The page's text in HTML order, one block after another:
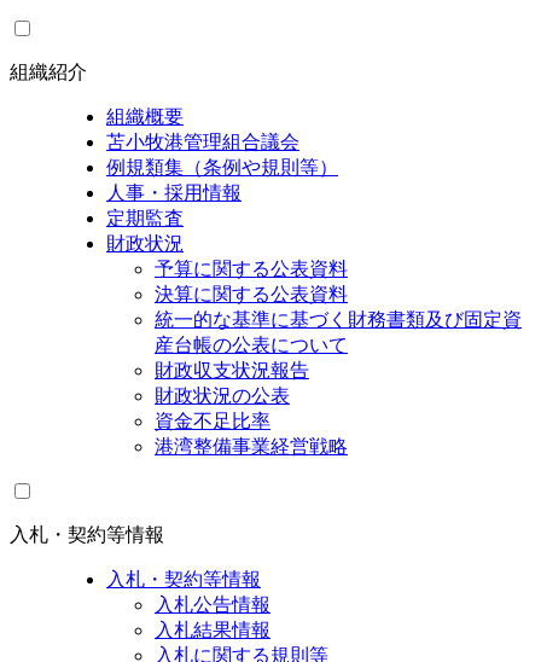
組織紹介
組織概要
苫小牧港管理組合議会
例規類集（条例や規則等）
人事・採用情報
定期監査
財政状況
予算に関する公表資料
決算に関する公表資料
統一的な基準に基づく財務書類及び固定資
産台帳の公表について
財政収支状況報告
財政状況の公表
資金不足比率
港湾整備事業経営戦略
入札・契約等情報
入札・契約等情報
入札公告情報
入札結果情報
入札に関する規則等